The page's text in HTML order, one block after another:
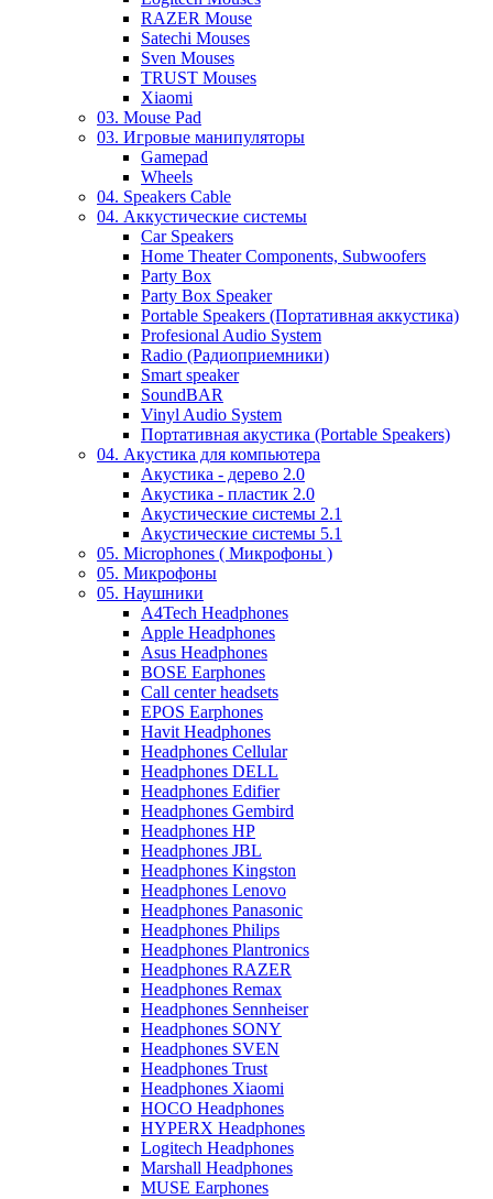
RAZER Mouse
Satechi Mouses
Sven Mouses
TRUST Mouses
Xiaomi
03. Mouse Pad
03. Игровые манипуляторы
Gamepad
Wheels
04. Speakers Cable
04. Аккустические системы
Car Speakers
Home Theater Components, Subwoofers
Party Box
Party Box Speaker
Portable Speakers (Портативная аккустика)
Profesional Audio System
Radio (Радиоприемники)
Smart speaker
SoundBAR
Vinyl Audio System
Портативная акустика (Portable Speakers)
04. Акустика для компьютера
Акустика - дерево 2.0
Акустика - пластик 2.0
Акустические системы 2.1
Акустические системы 5.1
05. Microphones ( Микрофоны )
05. Микрофоны
05. Наушники
A4Tech Headphones
Apple Headphones
Asus Headphones
BOSE Earphones
Call center headsets
EPOS Earphones
Havit Headphones
Headphones Cellular
Headphones DELL
Headphones Edifier
Headphones Gembird
Headphones HP
Headphones JBL
Headphones Kingston
Headphones Lenovo
Headphones Panasonic
Headphones Philips
Headphones Plantronics
Headphones RAZER
Headphones Remax
Headphones Sennheiser
Headphones SONY
Headphones SVEN
Headphones Trust
Headphones Xiaomi
HOCO Headphones
HYPERX Headphones
Logitech Headphones
Marshall Headphones
MUSE Earphones